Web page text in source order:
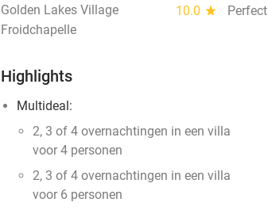
Golden Lakes Village 10.0 star
Perfect
Froidchapelle
Highlights
Multideal:
​2, 3 of 4 overnachtingen in een villa
voor 4 personen
2, 3 of 4 overnachtingen in een villa
voor 6 personen